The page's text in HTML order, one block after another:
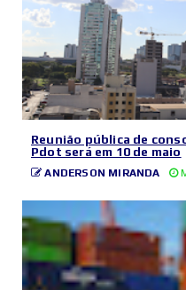
Reunião pública de
Pdot será em 10 de maio
ANDERSON MIRANDA